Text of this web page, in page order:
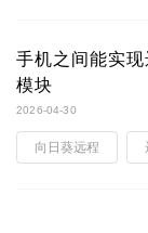
手机之间能实
模块
2026-04-30
向日葵远程